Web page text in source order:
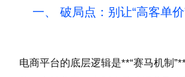
一、 破局点：别让“高客单
电商平台的底层逻辑是**“赛马机制